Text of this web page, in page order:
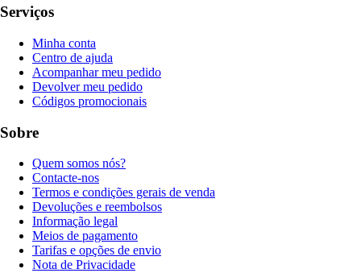
Serviços
Minha conta
Centro de ajuda
Acompanhar meu pedido
Devolver meu pedido
Códigos promocionais
Sobre
Quem somos nós?
Contacte-nos
Termos e condições gerais de venda
Devoluções e reembolsos
Informação legal
Meios de pagamento
Tarifas e opções de envio
Nota de Privacidade